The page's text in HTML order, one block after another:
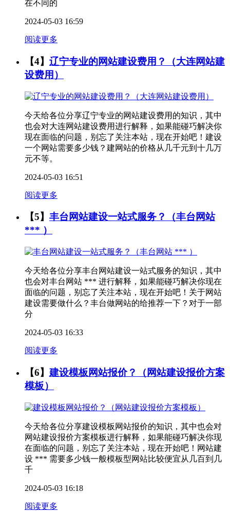
在不同的
2024-05-03 16:59
阅读更多
【4】 辽宁专业的网站建设费用？（大连网站建
设费用）
今天给各位分享辽宁专业的网站建设费用的知识，其中
也会对大连网站建设费用进行解释，如果能碰巧解决你
现在面临的问题，别忘了关注本站，现在开始吧！建设
一个网站需要多少钱？建网站的价格从几千元到十几万
元不等。
2024-05-03 16:51
阅读更多
【5】 丰台网站建设一站式服务？（丰台网站
*** ）
今天给各位分享丰台网站建设一站式服务的知识，其中
也会对丰台网站 *** 进行解释，如果能碰巧解决你现在
面临的问题，别忘了关注本站，现在开始吧！关于网站
建设需要做什么？丰台做网站的给推荐一下？对于一部
分
2024-05-03 16:33
阅读更多
【6】 建设模板网站报价？（网站建设报价方案
模板）
今天给各位分享建设模板网站报价的知识，其中也会对
网站建设报价方案模板进行解释，如果能碰巧解决你现
在面临的问题，别忘了关注本站，现在开始吧！网站建
设 *** 需要多少钱一般模板型网站比较便宜从几百到几
千
2024-05-03 16:18
阅读更多